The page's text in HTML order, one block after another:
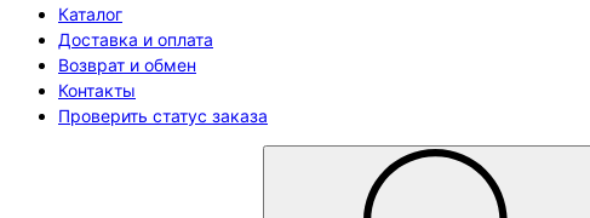
Каталог
Доставка и оплата
Возврат и обмен
Контакты
Проверить статус заказа